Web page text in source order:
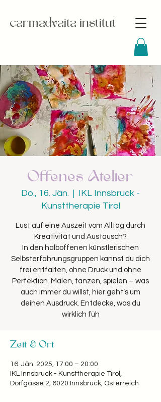
carmadvaita institut
Offenes Atelier
Do., 16. Jän.
  |
IKL Innsbruck -
Kunsttherapie Tirol
Lust auf eine Auszeit vom Alltag durch
Kreativität und Austausch?
In den halboffenen künstlerischen
Selbsterfahrungsgruppen kannst du dich
frei entfalten, ohne Druck und ohne
Perfektion. Malen, tanzen, spielen – was
auch immer du willst, hier geht’s um
deinen Ausdruck. Entdecke, was du
wirklich füh
Zeit & Ort
16. Jän. 2025, 17:00 – 20:00
IKL Innsbruck - Kunsttherapie Tirol,
Dorfgasse 2, 6020 Innsbruck, Österreich